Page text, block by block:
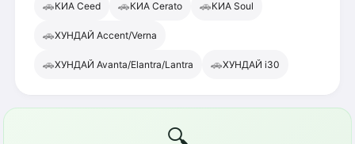
🚗КИА Ceed 🚗КИА Cerato 🚗КИА Soul
🚗ХУНДАЙ Accent/Verna
🚗ХУНДАЙ Avanta/Elantra/Lantra 🚗ХУНДАЙ i30
🔍